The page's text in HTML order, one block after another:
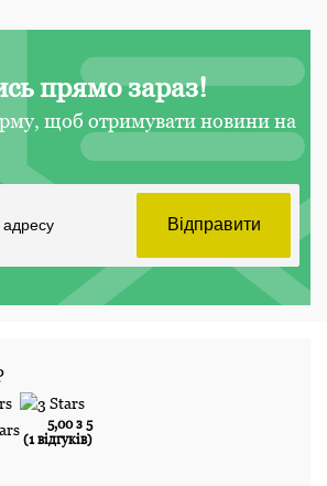
прямо зараз!
щоб отримувати новини на
5,00 з 5
(1 відгуків)